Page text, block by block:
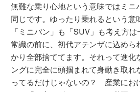
無難な乗り心地という意味ではミニ
同じです。ゆったり乗れるという意
「ミニバン」も「SUV」も考え方
常識の前に、初代アテンザに込めら
かり全部捨ててます。それって進化
ングに完全に頭掴まれて身動き取れ
ってるだけじゃないの？ 産業にお